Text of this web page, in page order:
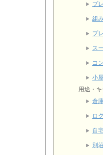
プ
組
プ
ス
コ
小
用途・
倉
ロ
自
別